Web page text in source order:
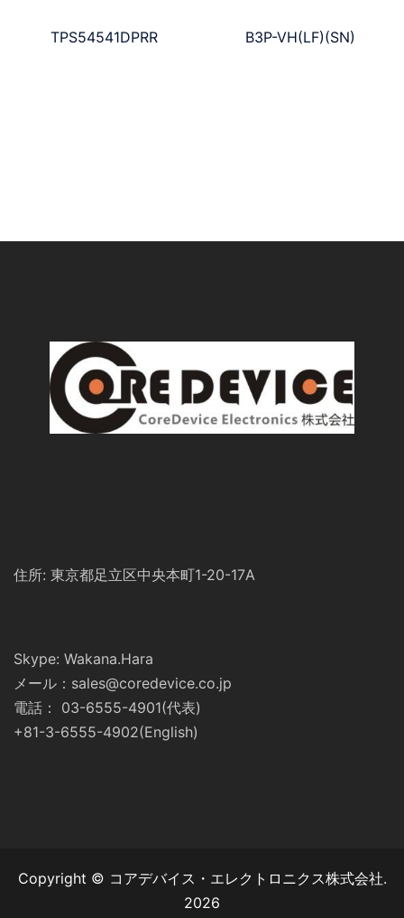
TPS54541DPRR B3P-VH(LF)(SN)
住所: 東京都足立区中央本町1-20-17A
Skype: Wakana.Hara
メール：sales@coredevice.co.jp
電話： 03-6555-4901(代表)
+81-3-6555-4902(English)
Copyright © コアデバイス・エレクトロニクス株式会社.
2026